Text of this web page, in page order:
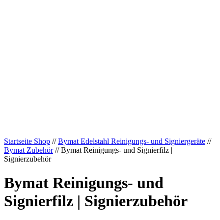
Startseite Shop //Bymat Edelstahl Reinigungs- und Signiergeräte //
Bymat Zubehör// Bymat Reinigungs- und Signierfilz |
Signierzubehör
Bymat Reinigungs- und
Signierfilz | Signierzubehör